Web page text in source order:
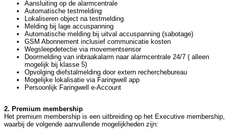
Aansluiting op de alarmcentrale
Automatische testmelding
Lokaliseren object na testmelding
Melding bij lage accuspanning
Automatische melding bij uitval accuspanning (sabotage)
GSM Abonnement inclusief communicatie kosten
Wegsleepdetectie via movementsensor
Doormelding van inbraakalarm naar alarmcentrale 24/7 ( alleen
mogelijk bij klasse 5)
Opvolging diefstalmelding door extern recherchebureau
Mogelijke lokalisatie via Faringwell app
Persoonlijk Faringwell e-Account
2. Premium membership
Het premium membership is een uitbreiding op het Executive membership,
waarbij de volgende aanvullende mogelijkheden zijn: